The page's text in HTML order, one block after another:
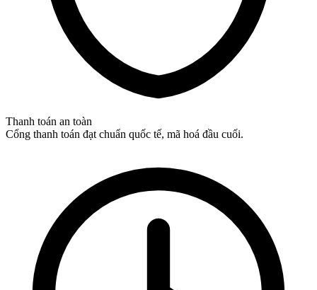
Thanh toán an toàn
Cổng thanh toán đạt chuẩn quốc tế, mã hoá đầu cuối.